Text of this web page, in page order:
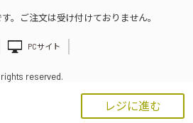
レジに進む
。ご注文は受け付けておりません。
PCサイト
reserved.